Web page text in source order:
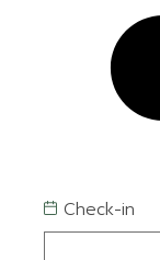
Check-in